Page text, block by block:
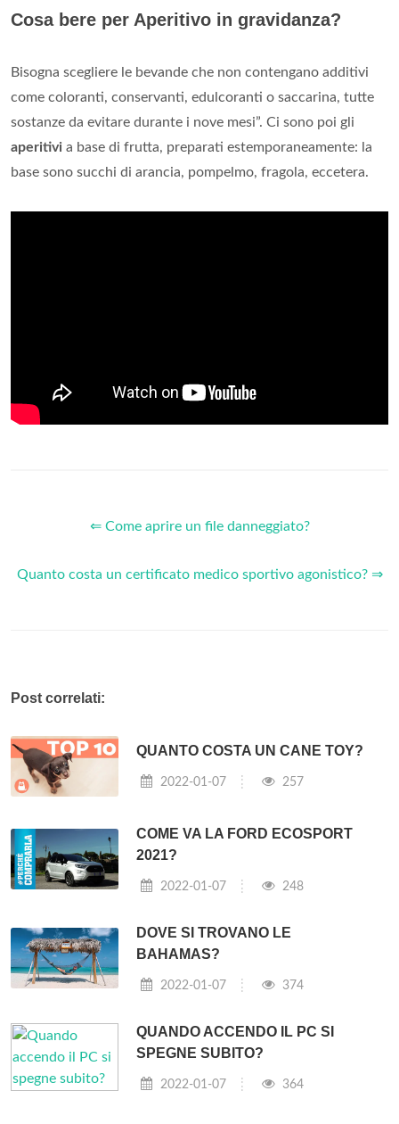
Cosa bere per Aperitivo in gravidanza?
Bisogna scegliere le bevande che non contengano additivi
come coloranti, conservanti, edulcoranti o saccarina, tutte
sostanze da evitare durante i nove mesi”. Ci sono poi gli
aperitivi a base di frutta, preparati estemporaneamente: la
base sono succhi di arancia, pompelmo, fragola, eccetera.
⇐ Come aprire un file danneggiato?
Quanto costa un certificato medico sportivo agonistico? ⇒
Post correlati:
QUANTO COSTA UN CANE TOY?
2022-01-07 257
COME VA LA FORD ECOSPORT
2021?
2022-01-07 248
DOVE SI TROVANO LE
BAHAMAS?
2022-01-07 374
QUANDO ACCENDO IL PC SI
SPEGNE SUBITO?
2022-01-07 364